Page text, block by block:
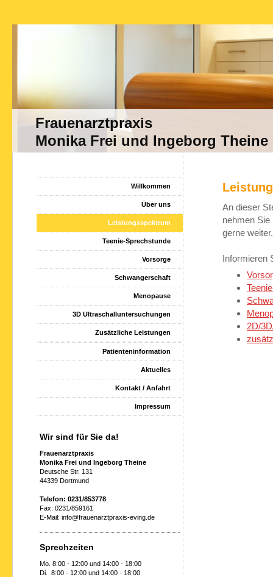
Frauenarztpraxis
Monika Frei und Ingeborg Theine
An dieser
nehmen
gerne weiter.
Informieren
2D/
Willkommen
Über uns
Leistungsspektrum
Teenie-Sprechstunde
Vorsorge
Schwangerschaft
Menopause
3D Ultraschalluntersuchungen
Zusätzliche Leistungen
Patienteninformation
Aktuelles
Kontakt / Anfahrt
Impressum
Wir sind für Sie da!
Frauenarztpraxis
Monika Frei und Ingeborg Theine
Deutsche Str. 131
44339 Dortmund
Telefon: 0231/853778
Fax: 0231/859161
E-Mail: info@frauenarztpraxis-eving.de
Sprechzeiten
Mo. 8:00 - 12:00 und 14:00 - 18:00
Di. 8:00 - 12:00 und 14:00 - 18:00